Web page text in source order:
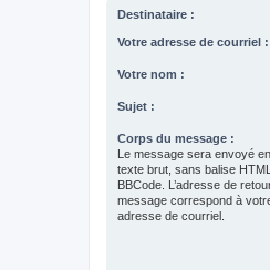
Destinataire :
Votre adresse de courriel :
Votre nom :
Sujet :
Corps du message :
Le message sera envoyé en
texte brut, sans balise
BBCode. L’adresse de
message correspond à
adresse de courriel.